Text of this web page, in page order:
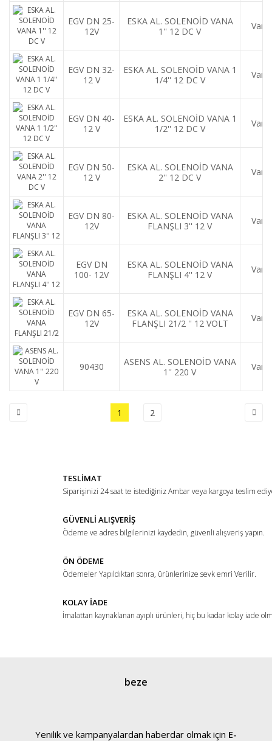
EGV DN 25-
12V
ESKA AL. SOLENOİD VANA
1'' 12 DC V
Var
EGV DN 32-
12 V
ESKA AL. SOLENOİD VANA 1
1/4'' 12 DC V
Var
EGV DN 40-
12 V
ESKA AL. SOLENOİD VANA 1
1/2'' 12 DC V
Var
EGV DN 50-
12 V
ESKA AL. SOLENOİD VANA
2'' 12 DC V
Var
EGV DN 80-
12V
ESKA AL. SOLENOİD VANA
FLANŞLI 3'' 12 V
Var
EGV DN
100- 12V
ESKA AL. SOLENOİD VANA
FLANŞLI 4'' 12 V
Var
EGV DN 65-
12V
ESKA AL. SOLENOİD VANA
FLANŞLI 21/2 '' 12 VOLT
Var
90430
ASENS AL. SOLENOİD VANA
1'' 220 V
Var
1 2
TESLİMAT
Siparişinizi 24 saat te istediğiniz Ambar veya kargoya teslim
GÜVENLİ ALIŞVERİŞ
Ödeme ve adres bilgilerinizi kaydedin, güvenli alışveriş yapın.
ÖN ÖDEME
Ödemeler Yapıldıktan sonra, ürünlerinize sevk emri Verilir.
KOLAY İADE
İmalattan kaynaklanan ayıplı ürünleri, hiç bu kadar kolay iade
beze
Yenilik ve kampanyalardan haberdar olmak için E-